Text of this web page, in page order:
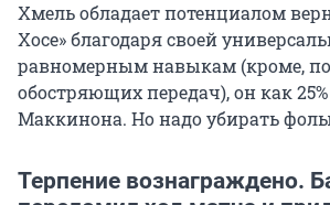
Хмель обладает потенциалом
Хосе» благодаря своей
равномерным навыкам (кроме,
обостряющих передач), он как
Маккинона. Но надо убирать
Терпение вознаграждено.